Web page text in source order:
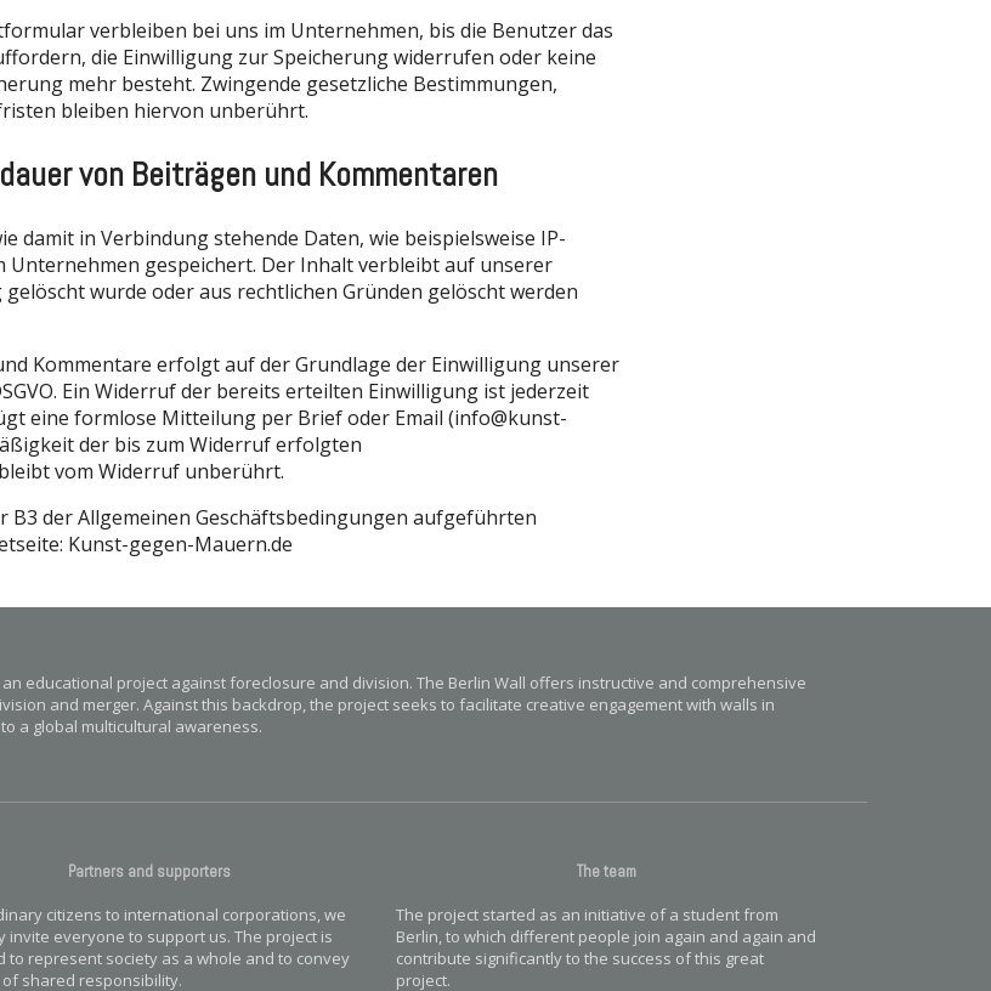
verbleiben bei uns im Unternehmen, bis die Benutzer das
die Einwilligung zur Speicherung widerrufen oder keine
mehr besteht. Zwingende gesetzliche Bestimmungen,
bleiben hiervon unberührt.
von Beiträgen und Kommentaren
damit in Verbindung stehende Daten, wie beispielsweise IP-
Unternehmen gespeichert. Der Inhalt verbleibt auf unserer
wurde oder aus rechtlichen Gründen gelöscht werden
Kommentare erfolgt auf der Grundlage der Einwilligung unserer
Ein Widerruf der bereits erteilten Einwilligung ist jederzeit
eine formlose Mitteilung per Brief oder Email (info@kunst-
der bis zum Widerruf erfolgten
vom Widerruf unberührt.
B3 der Allgemeinen Geschäftsbedingungen aufgeführten
Kunst-gegen-Mauern.de
educational project against foreclosure and division. The Berlin Wall offers instructive and comprehensive
and merger. Against this backdrop, the project seeks to facilitate creative engagement with walls in
a global multicultural awareness.
Partners and supporters
citizens to international corporations, we
invite everyone to support us. The project is
to represent society as a whole and to convey
shared responsibility.
The team
The project started as an initiative of a student from
Berlin, to which different people join again and again and
contribute significantly to the success of this great
project.